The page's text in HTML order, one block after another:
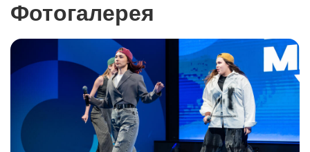
Фотогалерея